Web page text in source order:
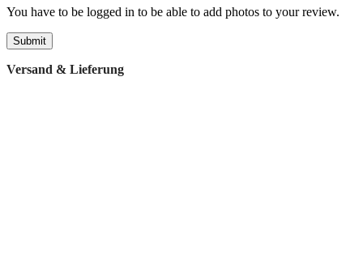
You have to be logged in to be able to add photos to your review.
Versand & Lieferung